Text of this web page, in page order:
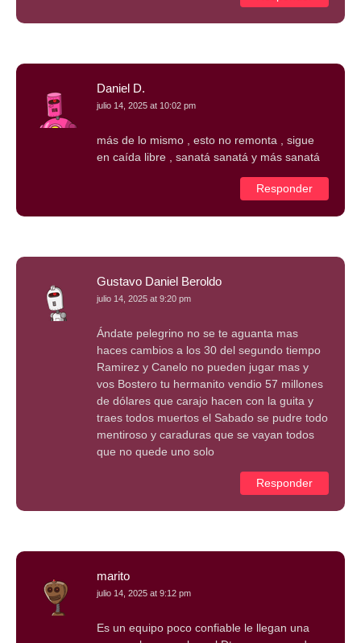
Daniel D.
julio 14, 2025 at 10:02 pm
más de lo mismo , esto no remonta , sigue
en caída libre , sanatá sanatá y más sanatá
Responder
Gustavo Daniel Beroldo
julio 14, 2025 at 9:20 pm
Ándate pelegrino no se te aguanta mas
haces cambios a los 30 del segundo tiempo
Ramirez y Canelo no pueden jugar mas y
vos Bostero tu hermanito vendio 57 millones
de dólares que carajo hacen con la guita y
traes todos muertos el Sabado se pudre todo
mentiroso y caraduras que se vayan todos
que no quede uno solo
Responder
marito
julio 14, 2025 at 9:12 pm
Es un equipo poco confiable le llegan una